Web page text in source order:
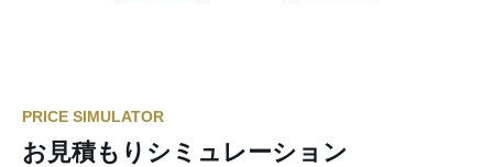
PRICE SIMULATOR
お見積もりシミュレーション